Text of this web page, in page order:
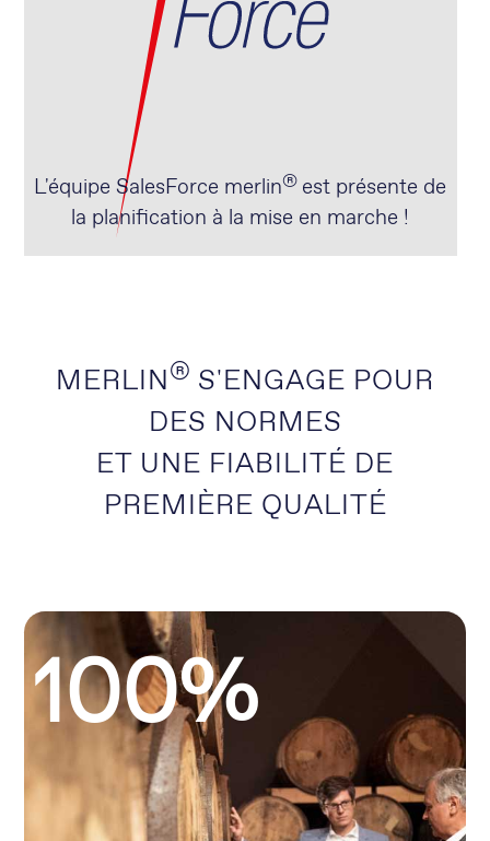
L'équipe SalesForce merlin® est présente de
la planification à la mise en marche !
MERLIN® S'ENGAGE POUR
DES NORMES
ET UNE FIABILITÉ DE
PREMIÈRE QUALITÉ
100%